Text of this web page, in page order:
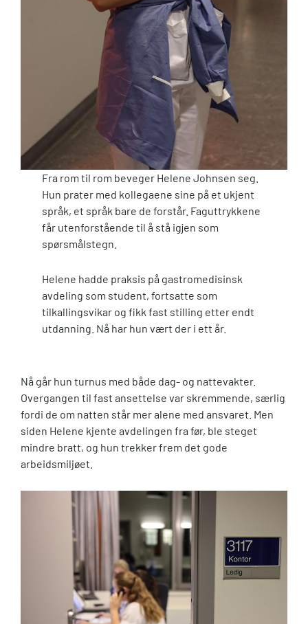
Fra rom til rom beveger Helene Johnsen seg.
Hun prater med kollegaene sine på et ukjent
språk, et språk bare de forstår. Faguttrykkene
får utenforstående til å stå igjen som
spørsmålstegn.
Helene hadde praksis på gastromedisinsk
avdeling som student, fortsatte som
tilkallingsvikar og fikk fast stilling etter endt
utdanning. Nå har hun vært der i ett år.
Nå går hun turnus med både dag- og nattevakter.
Overgangen til fast ansettelse var skremmende, særlig
fordi de om natten står mer alene med ansvaret. Men
siden Helene kjente avdelingen fra før, ble steget
mindre bratt, og hun trekker frem det gode
arbeidsmiljøet.